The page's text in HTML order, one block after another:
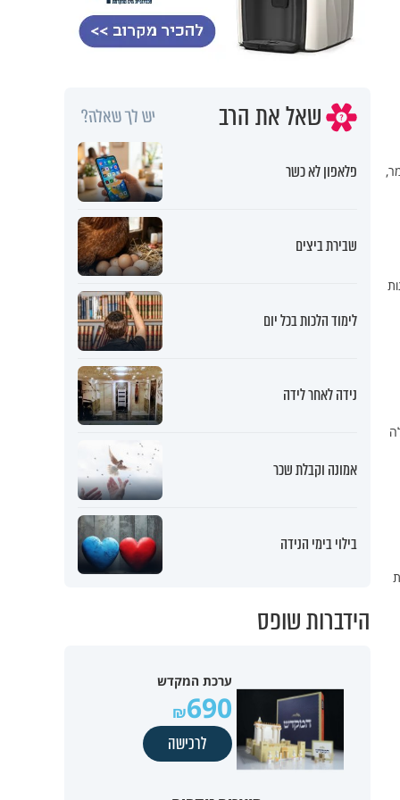
שאל את הרב יש לך שאלה?
פלאפון לא כשר
שבירת ביצים
לימוד הלכות בכל יום
נידה לאחר לידה
אמונה וקבלת שכר
בילוי בימי הנידה
הידברות שופס
ערכת המקדש
690
לרכישה